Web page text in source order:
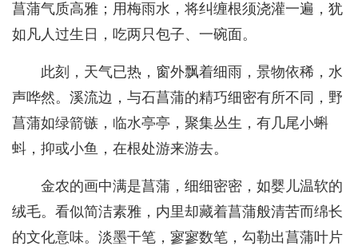
菖蒲气质高雅；用梅雨水，将纠缠根须浇灌一遍，犹
如凡人过生日，吃两只包子、一碗面。
此刻，天气已热，窗外飘着细雨，景物依稀，水
声哗然。溪流边，与石菖蒲的精巧细密有所不同，野
菖蒲如绿箭镞，临水亭亭，聚集丛生，有几尾小蝌
蚪，抑或小鱼，在根处游来游去。
金农的画中满是菖蒲，细细密密，如婴儿温软的
绒毛。看似简洁素雅，内里却藏着菖蒲般清苦而绵长
的文化意味。淡墨干笔，寥寥数笔，勾勒出菖蒲叶片